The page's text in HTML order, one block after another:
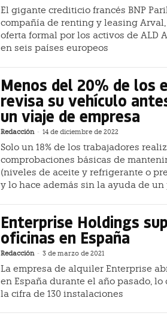
El gigante crediticio francés BNP
compañía de renting y leasing
oferta formal por los activos de ALD
en seis países europeos
Menos del 20% de los
revisa su vehículo
un viaje de empresa
Redacción - 14 de diciembre de 2022
Solo un 18% de los trabajadores
comprobaciones básicas de
(niveles de aceite y refrigerante o
y lo hace además sin la ayuda de
Enterprise Holdings
oficinas en España
Redacción - 3 de marzo de 2021
La empresa de alquiler Enterprise
en España durante el año pasado,
la cifra de 130 instalaciones